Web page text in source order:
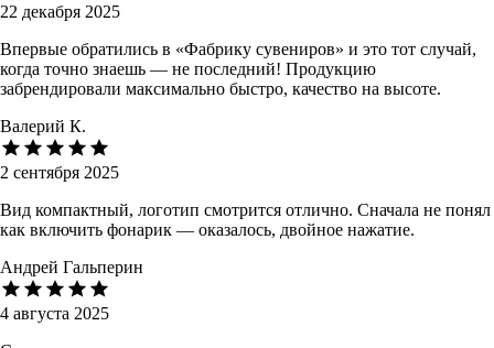
22 декабря 2025
Впервые обратились в «Фабрику сувениров» и это тот случай,
когда точно знаешь — не последний! Продукцию
забрендировали максимально быстро, качество на высоте.
Валерий К.
2 сентября 2025
Вид компактный, логотип смотрится отлично. Сначала не понял
как включить фонарик — оказалось, двойное нажатие.
Андрей Гальперин
4 августа 2025